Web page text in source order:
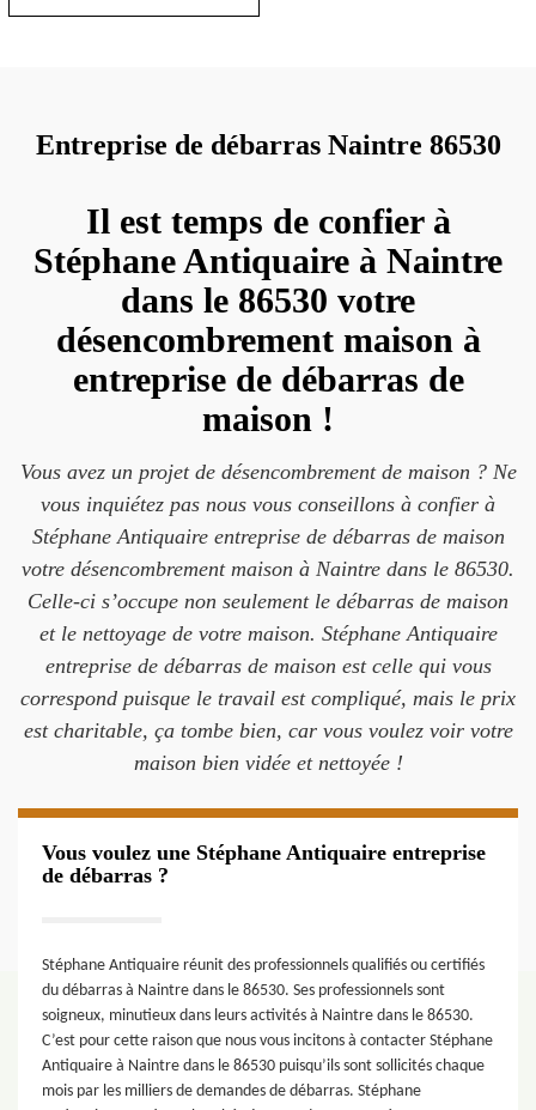
Entreprise de débarras Naintre 86530
Il est temps de confier à
Stéphane Antiquaire à Naintre
dans le 86530 votre
désencombrement maison à
entreprise de débarras de
maison !
Vous avez un projet de désencombrement de maison ? Ne
vous inquiétez pas nous vous conseillons à confier à
Stéphane Antiquaire entreprise de débarras de maison
votre désencombrement maison à Naintre dans le 86530.
Celle-ci s’occupe non seulement le débarras de maison
et le nettoyage de votre maison. Stéphane Antiquaire
entreprise de débarras de maison est celle qui vous
correspond puisque le travail est compliqué, mais le prix
est charitable, ça tombe bien, car vous voulez voir votre
maison bien vidée et nettoyée !
Vous voulez une Stéphane Antiquaire entreprise
de débarras ?
Stéphane Antiquaire réunit des professionnels qualifiés ou certifiés
du débarras à Naintre dans le 86530. Ses professionnels sont
soigneux, minutieux dans leurs activités à Naintre dans le 86530.
C’est pour cette raison que nous vous incitons à contacter Stéphane
Antiquaire à Naintre dans le 86530 puisqu’ils sont sollicités chaque
mois par les milliers de demandes de débarras. Stéphane